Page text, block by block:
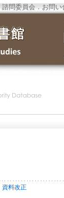
諮問委員会． お問い
資料改正